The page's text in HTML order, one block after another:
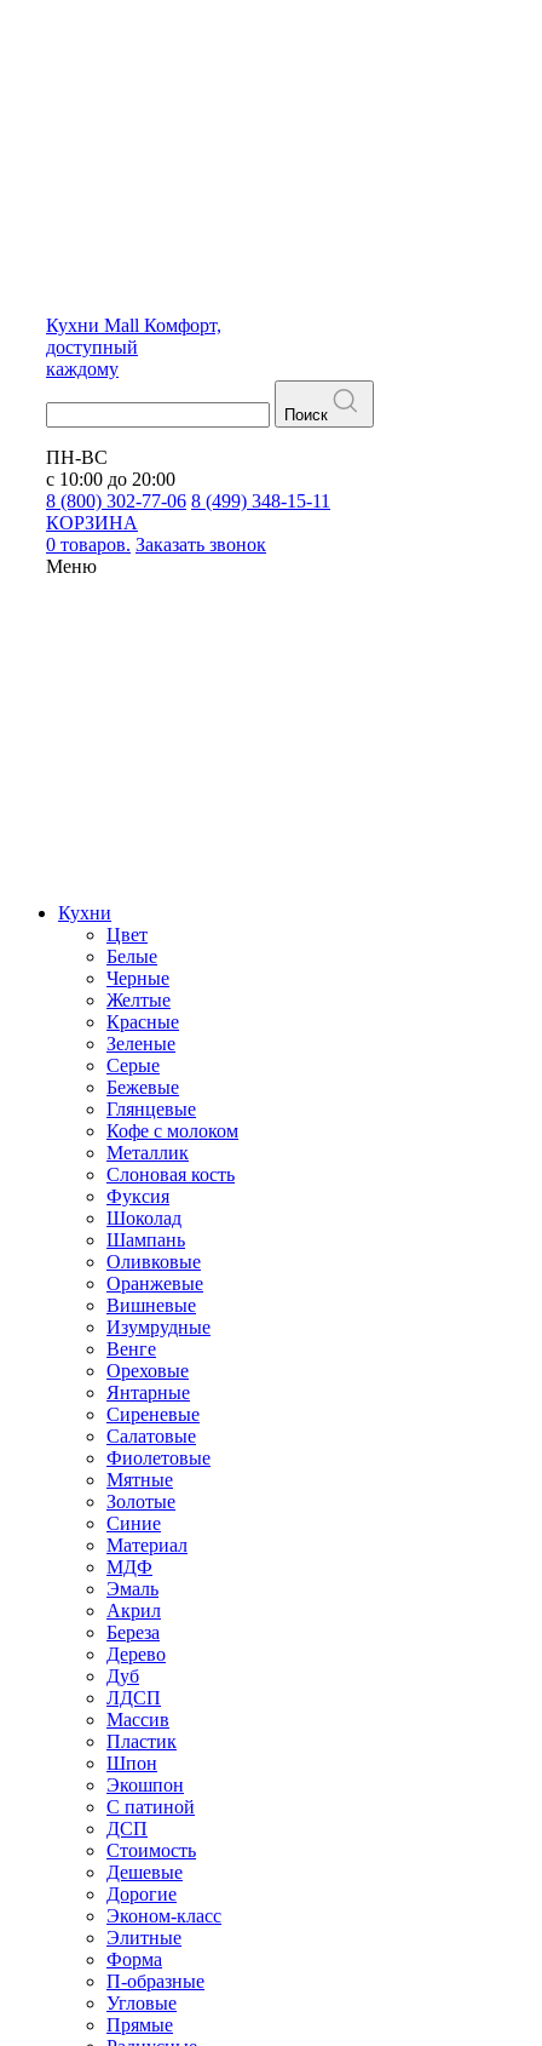
Кухни Mall Комфорт,
доступный
каждому
Поиск
ПН-ВС
с 10:00 до 20:00
8 (800) 302-77-06 8 (499) 348-15-11
КОРЗИНА
0 товаров. Заказать звонок
Меню
Кухни
Цвет
Белые
Черные
Желтые
Красные
Зеленые
Серые
Бежевые
Глянцевые
Кофе с молоком
Металлик
Слоновая кость
Фуксия
Шоколад
Шампань
Оливковые
Оранжевые
Вишневые
Изумрудные
Венге
Ореховые
Янтарные
Сиреневые
Салатовые
Фиолетовые
Мятные
Золотые
Синие
Материал
МДФ
Эмаль
Акрил
Береза
Дерево
Дуб
ЛДСП
Массив
Пластик
Шпон
Экошпон
С патиной
ДСП
Стоимость
Дешевые
Дорогие
Эконом-класс
Элитные
Форма
П-образные
Угловые
Прямые